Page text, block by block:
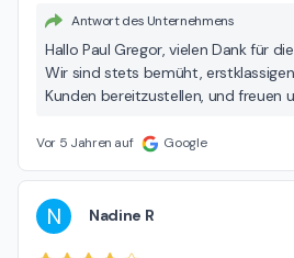
Antwort des Unternehmens
Hallo Paul Gregor, vielen Dank für
Wir sind stets bemüht,
Kunden bereitzustellen, und freuen
Düsselhof! Viele Grüße Ihr Team vom Seniorenresidenz
Vor 5 Jahren auf Google
N Nadine R